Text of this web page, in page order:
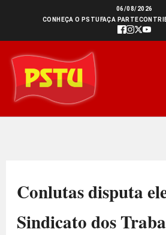
conteúdo
06/08/2026
CONHEÇA O PSTU FAÇA PARTE
Conlutas disputa
Sindicato dos